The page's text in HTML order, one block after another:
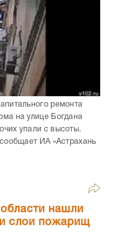
ремонта
на улице Богдана
упали с высоты.
ИА «Астрахань
нашли
слои пожарищ